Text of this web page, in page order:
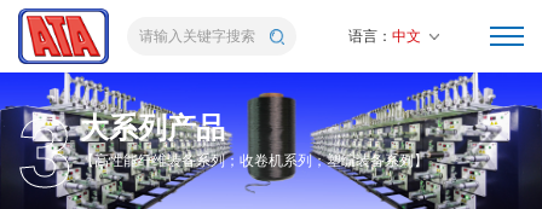
语言： 中文
3 大系列产品
【高性能纤维装备系列；收卷机系列；塑编装备系列】